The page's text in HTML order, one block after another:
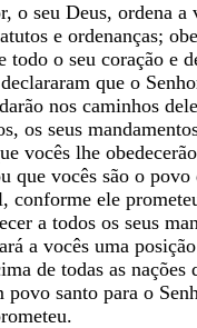
, o seu Deus, ordena a
e ordenanças;
todo o seu coração e
declararam que o
nos caminhos dele
, os seus
vocês lhe obedecerão
que vocês são o povo
, conforme ele
a todos os seus
a vocês uma posição
de todas as nações
povo santo para o
.